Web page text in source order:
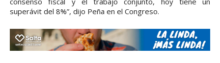
superávit del 8%”, dijo Peña en el Congreso.